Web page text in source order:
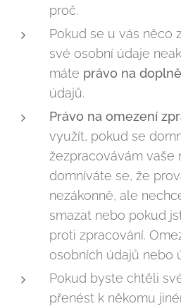
proč.
Pokud se u vás něco
své osobní údaje
máte právo na
údajů.
Právo na omezení
využít, pokud se
žezpracovávám vaše
domníváte se, že
nezákonně, ale
smazat nebo pokud
proti zpracování.
osobních údajů nebo
Pokud byste chtěli
přenést k někomu